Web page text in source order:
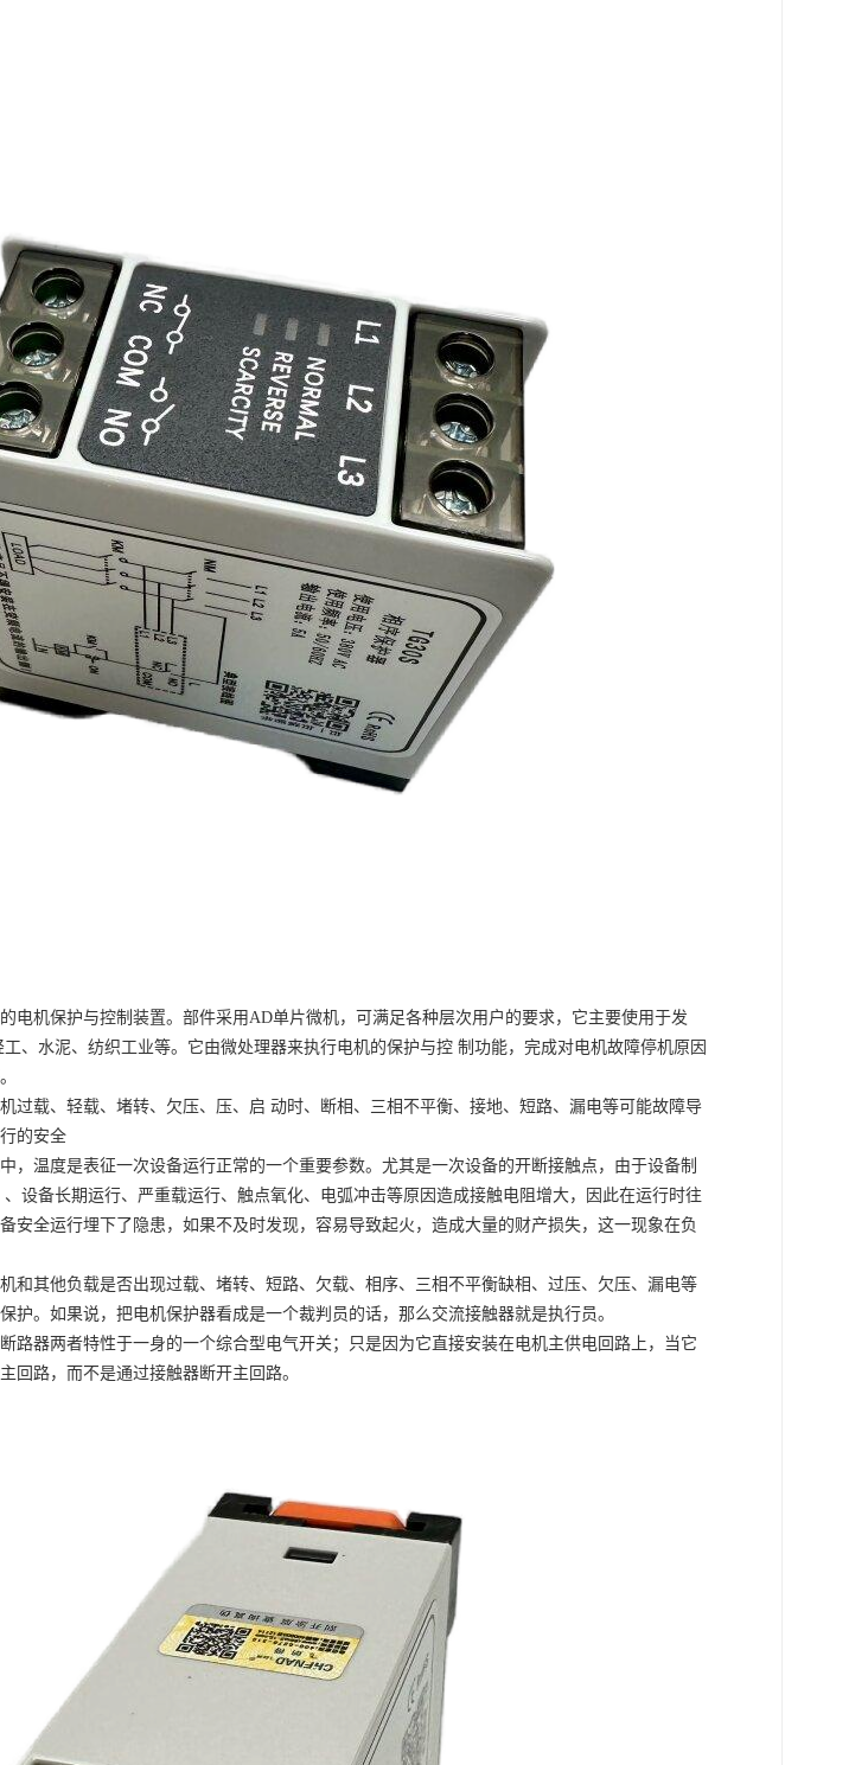
电机保护与控制装置。部件采用AD单片微机，可满足各种层次用户的要求，它主要使用于发
、水泥、纺织工业等。它由微处理器来执行电机的保护与控 制功能，完成对电机故障停机原因
过载、轻载、堵转、欠压、压、启 动时、断相、三相不平衡、接地、短路、漏电等可能故障导
的安全
，温度是表征一次设备运行正常的一个重要参数。尤其是一次设备的开断接触点，由于设备制
、设备长期运行、严重载运行、触点氧化、电弧冲击等原因造成接触电阻增大，因此在运行时往
安全运行埋下了隐患，如果不及时发现，容易导致起火，造成大量的财产损失，这一现象在负
和其他负载是否出现过载、堵转、短路、欠载、相序、三相不平衡缺相、过压、欠压、漏电等
护。如果说，把电机保护器看成是一个裁判员的话，那么交流接触器就是执行员。
路器两者特性于一身的一个综合型电气开关；只是因为它直接安装在电机主供电回路上，当它
回路，而不是通过接触器断开主回路。